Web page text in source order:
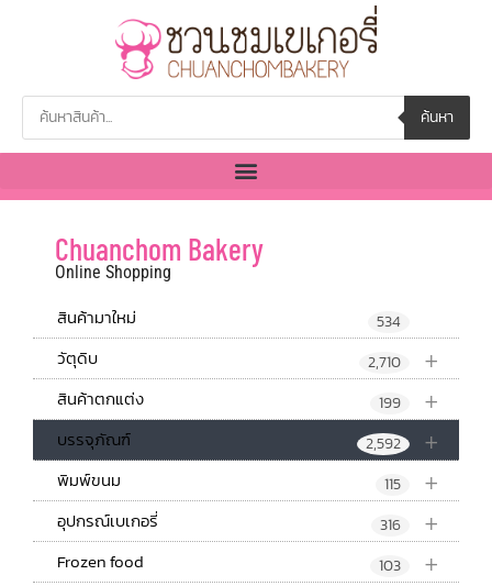
ค้นหา
Chuanchom Bakery
Online Shopping
สินค้ามาใหม่ 534
+
วัตุดิบ 2,710
+
สินค้าตกแต่ง 199
+
บรรจุภัณฑ์ 2,592
+
พิมพ์ขนม 115
+
อุปกรณ์เบเกอรี่ 316
+
Frozen food 103